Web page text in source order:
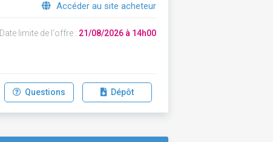
Accéder au site acheteur
Date limite de l'offre : 21/08/2026 à 14h00
Questions Dépôt